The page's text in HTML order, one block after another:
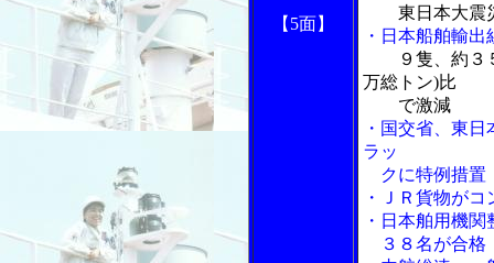
【5面】
東日本大震
・日本船舶輸
９隻、約
万総トン)比
で激減
・国交省、東
ラッ
クに特例措置
・ＪＲ貨物が
・日本舶用機
３８名が合格